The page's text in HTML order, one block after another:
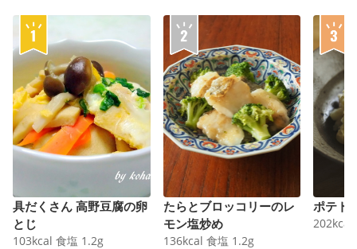
具だくさん 高野豆腐の卵
とじ
103kcal 食塩 1.2g
たらとブロッコリーのレ
モン塩炒め
136kcal 食塩 1.2g
ポテト
202kcal